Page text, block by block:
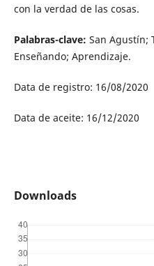
con la verdad de las cosas.
Palabras-clave: San Agustín;
Enseñando; Aprendizaje.
Data de registro: 16/08/2020
Data de aceite: 16/12/2020
Downloads